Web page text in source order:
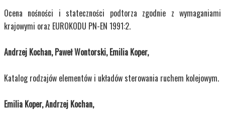
Ocena nośności i stateczności podtorza zgodnie z wymaganiami
krajowymi oraz EUROKODU PN-EN 1991:2.
Andrzej Kochan, Paweł Wontorski, Emilia Koper,
Katalog rodzajów elementów i układów sterowania ruchem kolejowym.
Emilia Koper, Andrzej Kochan,